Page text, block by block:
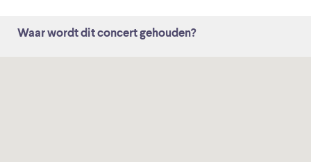
Waar wordt dit concert gehouden?